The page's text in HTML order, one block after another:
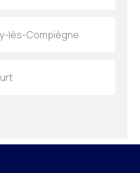
lès-Compiègne